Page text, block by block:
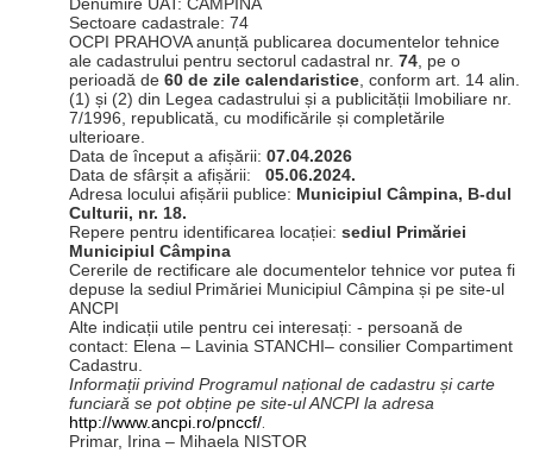
Denumire UAT: CÂMPINA
Sectoare cadastrale: 74
OCPI PRAHOVA anunță publicarea documentelor tehnice
ale cadastrului pentru sectorul cadastral nr. 74, pe o
perioadă de 60 de zile calendaristice, conform art. 14 alin.
(1) și (2) din Legea cadastrului și a publicității Imobiliare nr.
7/1996, republicată, cu modificările și completările
ulterioare.
Data de început a afișării: 07.04.2026
Data de sfârșit a afișării:
05.06.2024.
Adresa locului afișării publice: Municipiul Câmpina, B-dul
Culturii, nr. 18.
Repere pentru identificarea locației: sediul Primăriei
Municipiul Câmpina
Cererile de rectificare ale documentelor tehnice vor putea fi
depuse la sediul Primăriei Municipiul Câmpina și pe site-ul
ANCPI
Alte indicații utile pentru cei interesați: - persoană de
contact: Elena – Lavinia STANCHI– consilier Compartiment
Cadastru.
Informații privind Programul național de cadastru și carte
funciară se pot obține pe site-ul ANCPI la adresa
http://www.ancpi.ro/pnccf/.
Primar, Irina – Mihaela NISTOR